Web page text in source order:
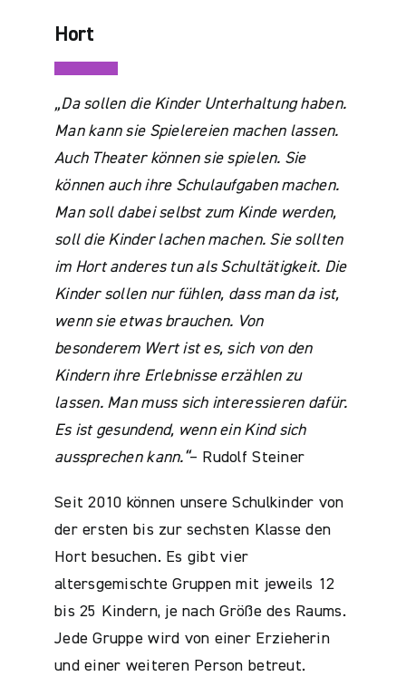
Hort
„Da sollen die Kinder Unterhaltung haben.
Man kann sie Spielereien machen lassen.
Auch Theater können sie spielen. Sie
können auch ihre Schulaufgaben machen.
Man soll dabei selbst zum Kinde werden,
soll die Kinder lachen machen. Sie sollten
im Hort anderes tun als Schultätigkeit. Die
Kinder sollen nur fühlen, dass man da ist,
wenn sie etwas brauchen. Von
besonderem Wert ist es, sich von den
Kindern ihre Erlebnisse erzählen zu
lassen. Man muss sich interessieren dafür.
Es ist gesundend, wenn ein Kind sich
aussprechen kann.“– Rudolf Steiner
Seit 2010 können unsere Schulkinder von
der ersten bis zur sechsten Klasse den
Hort besuchen. Es gibt vier
altersgemischte Gruppen mit jeweils 12
bis 25 Kindern, je nach Größe des Raums.
Jede Gruppe wird von einer Erzieherin
und einer weiteren Person betreut.